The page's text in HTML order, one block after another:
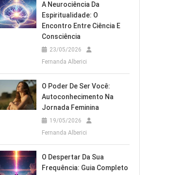
A Neurociência Da
Espiritualidade: O
Encontro Entre Ciência E
Consciência
23/05/2026
Fernanda Alberici
O Poder De Ser Você:
Autoconhecimento Na
Jornada Feminina
19/05/2026
Fernanda Alberici
O Despertar Da Sua
Frequência: Guia Completo